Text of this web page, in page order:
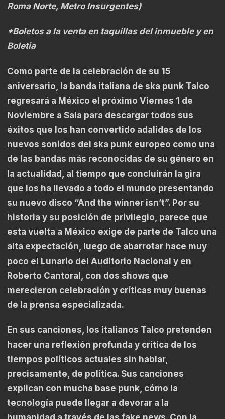
Roma Norte, Metro Insurgentes)
*Boletos a la venta en taquillas del inmueble y en
Boletia
Como parte de la celebración de su 15
aniversario, la banda italiana de ska punk Talco
regresará a México el próximo Viernes 1 de
Noviembre a Sala para descargar todos sus
éxitos que los han convertido adalides de los
nuevos sonidos del ska punk europeo como una
de las bandas más reconocidas de su género en
la actualidad, al tiempo que concluirán la gira
que los ha llevado a todo el mundo presentando
su nuevo disco “And the winner isn’t”. Por su
historia y su posición de privilegio, parece que
esta vuelta a México exige de parte de Talco una
alta expectación, luego de abarrotar hace muy
poco el Lunario del Auditorio Nacional y en
Roberto Cantoral, con dos shows que
merecieron celebración y críticas muy buenas
de la prensa especializada.
En sus canciones, los italianos Talco pretenden
hacer una reflexión profunda y crítica de los
tiempos políticos actuales sin hablar,
precisamente, de política. Sus canciones
explican con mucha base punk, cómo la
tecnología puede llegar a devorar a la